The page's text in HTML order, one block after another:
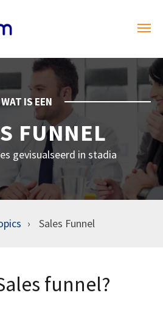
WAT IS EEN
FUNNEL
gevisualseerd in stadia
Sales Funnel
funnel?